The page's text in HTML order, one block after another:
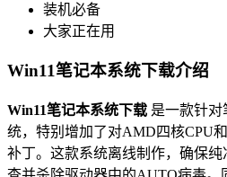
装机必备
大家正在用
Win11笔记本系统下载介绍
Win11笔记本系统下载 是一款针对
统，特别增加了对AMD四核CPU
补丁。这款系统离线制作，确保